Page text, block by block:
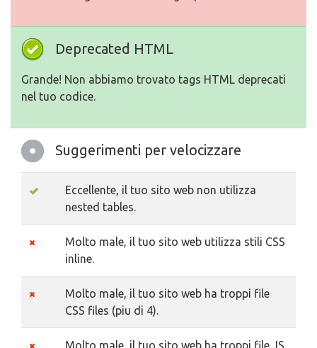
Deprecated HTML
Grande! Non abbiamo trovato tags HTML deprecati
nel tuo codice.
Suggerimenti per velocizzare
Eccellente, il tuo sito web non utilizza
nested tables.
Molto male, il tuo sito web utilizza stili CSS
inline.
Molto male, il tuo sito web ha troppi file
CSS files (piu di 4).
Molto male, il tuo sito web ha troppi file JS